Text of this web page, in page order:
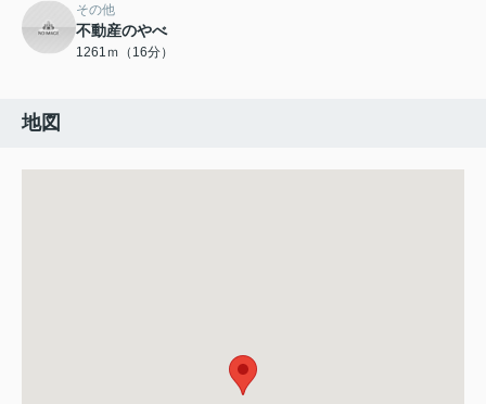
その他
不動産のやべ
1261ｍ（16分）
地図